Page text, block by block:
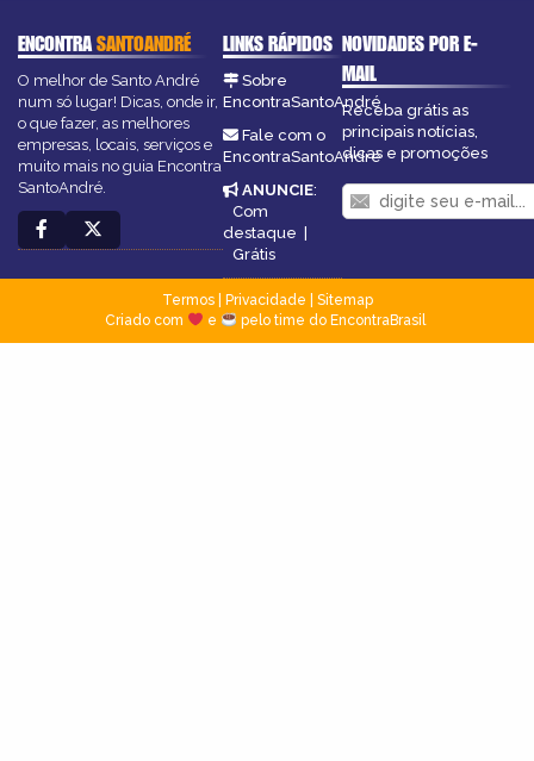
ENCONTRASANTOANDRÉ
O melhor de Santo André
num só lugar! Dicas, onde ir,
o que fazer, as melhores
empresas, locais, serviços e
muito mais no guia Encontra
SantoAndré.
LINKS RÁPIDOS
Sobre
EncontraSantoAndré
Fale com o
EncontraSantoAndré
ANUNCIE:
Com
destaque |
Grátis
NOVIDADES POR E-
MAIL
Receba grátis as
principais notícias,
dicas e promoções
Termos| Privacidade
Sitemap
Criado com
e pelo time do EncontraBrasil